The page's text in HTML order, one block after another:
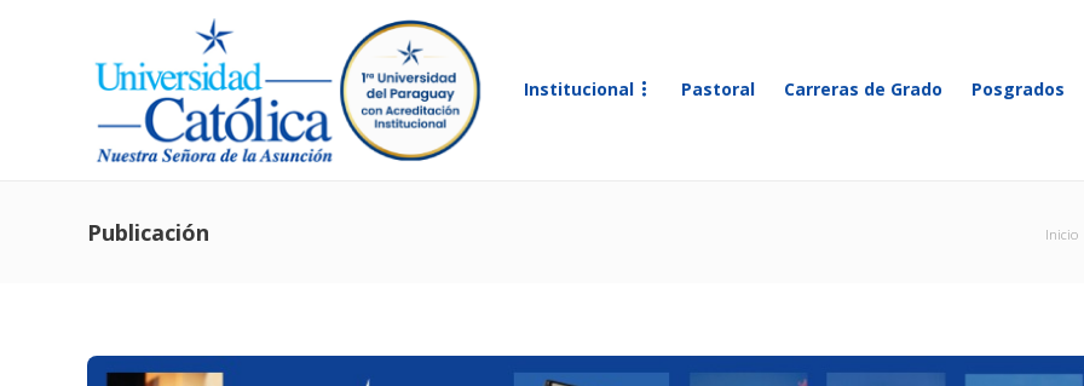
Institucional Pastoral Carreras de Grado Posgrados
Publicación Inicio